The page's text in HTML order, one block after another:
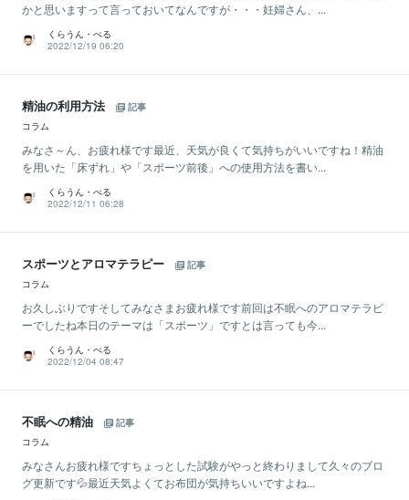
かと思いますって言っておいてなんですが・・・妊婦さん、...
くらうん・べる
2022/12/19 06:20
精油の利用方法
記事
コラム
みなさ～ん、お疲れ様です最近、天気が良くて気持ちがいいですね！精油
を用いた「床ずれ」や「スポーツ前後」への使用方法を書い...
くらうん・べる
2022/12/11 06:28
スポーツとアロマテラピー
記事
コラム
お久しぶりですそしてみなさまお疲れ様です前回は不眠へのアロマテラピ
ーでしたね本日のテーマは「スポーツ」ですとは言っても今...
くらうん・べる
2022/12/04 08:47
不眠への精油
記事
コラム
みなさんお疲れ様ですちょっとした試験がやっと終わりまして久々のブロ
グ更新です💦最近天気よくてお布団が気持ちいいですよね...